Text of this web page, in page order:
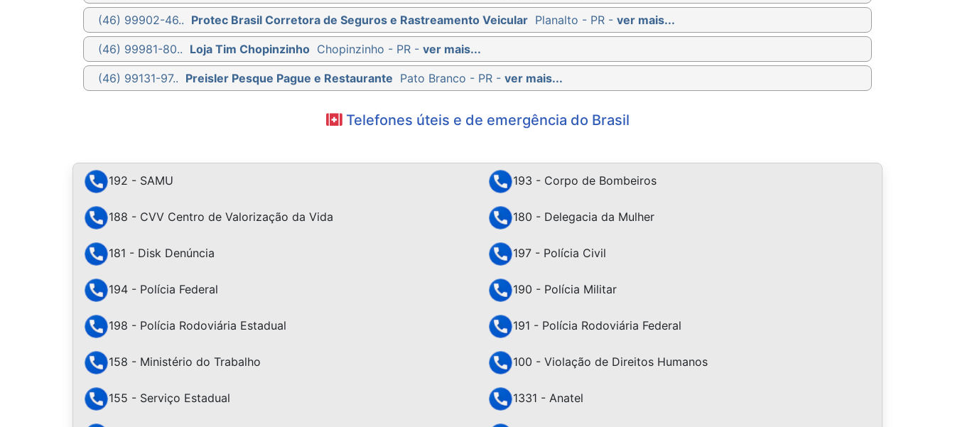
(46) 99902-46.. Protec Brasil Corretora de Seguros e Rastreamento Veicular Planalto - PR - ver mais...
(46) 99981-80.. Loja Tim Chopinzinho Chopinzinho - PR - ver mais...
(46) 99131-97.. Preisler Pesque Pague e Restaurante Pato Branco - PR - ver mais...
Telefones úteis e de emergência do Brasil
192 - SAMU 193 - Corpo de Bombeiros
188 - CVV Centro de Valorização da Vida 180 - Delegacia da Mulher
181 - Disk Denúncia 197 - Polícia Civil
194 - Polícia Federal 190 - Polícia Militar
198 - Polícia Rodoviária Estadual 191 - Polícia Rodoviária Federal
158 - Ministério do Trabalho 100 - Violação de Direitos Humanos
155 - Serviço Estadual 1331 - Anatel